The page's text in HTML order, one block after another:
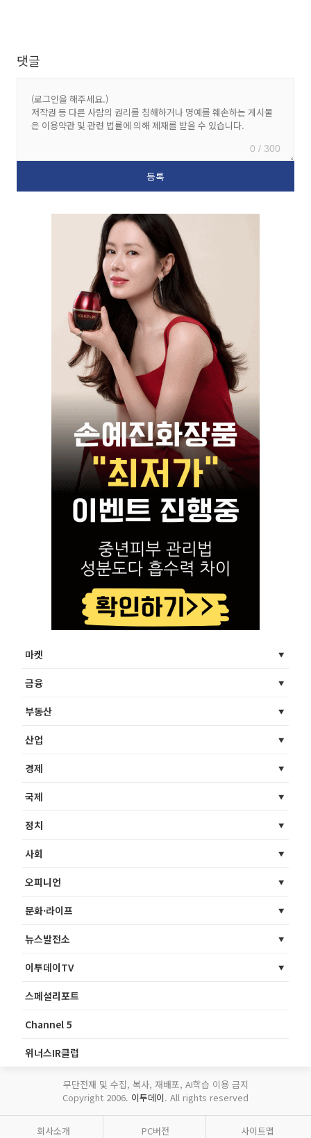
댓글
0 / 300
마켓
금융
부동산
산업
경제
국제
정치
사회
오피니언
문화·라이프
뉴스발전소
이투데이TV
스페셜리포트
Channel 5
위너스IR클럽
무단전재 및 수집, 복사, 재배포, AI학습 이용 금지
Copyright 2006. 이투데이. All rights reserved
회사소개 PC버전 사이트맵